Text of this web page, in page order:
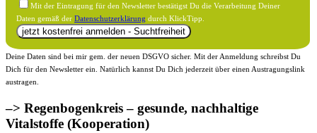
Mit der Eintragung für den Newsletter bestätigst Du die Verarbeitung Deiner
Daten gemäß der Datenschutzerklärung durch KlickTipp.
Deine Daten sind bei mir gem. der neuen DSGVO sicher. Mit der Anmeldung schreibst Du
Dich für den Newsletter ein. Natürlich kannst Du Dich jederzeit über einen Austragungslink
austragen.
–> Regenbogenkreis – gesunde, nachhaltige
Vitalstoffe (Kooperation)